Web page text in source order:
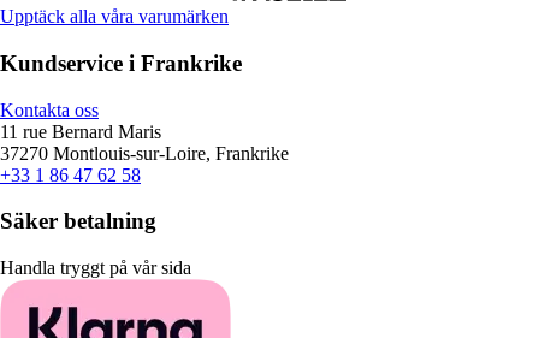
Upptäck alla våra varumärken
Kundservice i Frankrike
Kontakta oss
11 rue Bernard Maris
37270 Montlouis-sur-Loire, Frankrike
+33 1 86 47 62 58
Säker betalning
Handla tryggt på vår sida